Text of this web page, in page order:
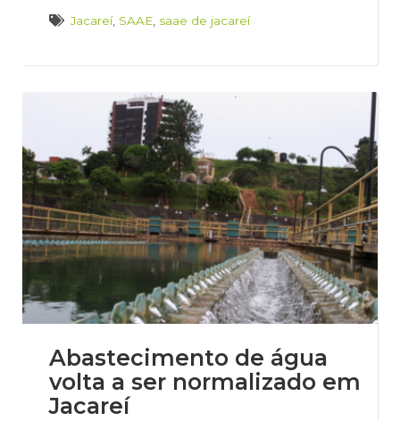
Jacareí, SAAE saae de jacareí
Abastecimento de água
volta a ser normalizado em
Jacareí